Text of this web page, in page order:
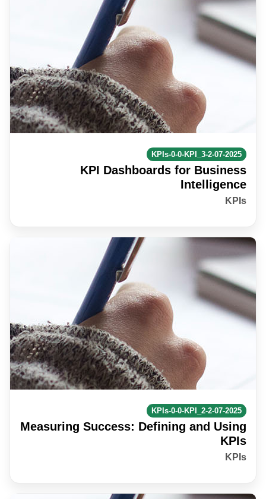
KPIs-0-0-KPI_3-2-07-2025
KPI Dashboards for Business
Intelligence
KPIs
KPIs-0-0-KPI_2-2-07-2025
Measuring Success: Defining and Using
KPIs
KPIs